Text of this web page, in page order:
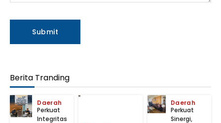
Berita Tranding
Daerah
Perkuat
Integritas
Daerah
Perkuat
Sinergi,